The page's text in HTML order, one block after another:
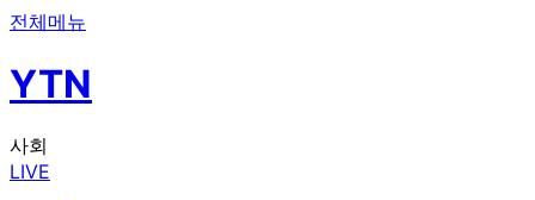
전체메뉴
YTN
사회
LIVE